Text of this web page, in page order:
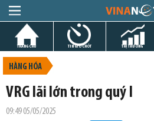
TRANG CHỦ TIN GIỜ CHÓT THỊ TRƯỜNG
HÀNG HÓA
VRG lãi lớn trong quý I
09:49 05/05/2025